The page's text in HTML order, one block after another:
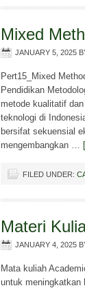
Mixed
JANUARY 5, 2025
Pert15_Mixed
Pendidikan
metode kualitatif
teknologi di
bersifat sekuensial
mengembangkan …
FILED UNDER:
Materi
JANUARY 4, 2025
Mata kuliah
untuk meningkatkan